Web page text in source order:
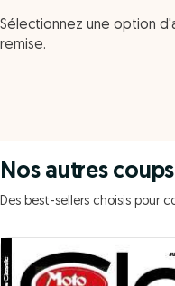
Sélectionnez une option
remise.
Nos autres
Des best-sellers choisis pour